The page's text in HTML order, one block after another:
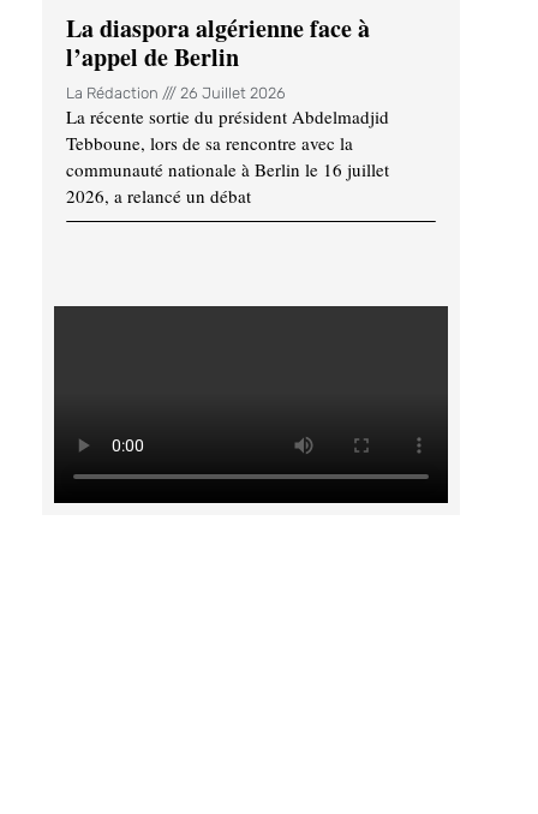
La diaspora algérienne face à
l’appel de Berlin
La Rédaction 26 Juillet 2026
La récente sortie du président Abdelmadjid
Tebboune, lors de sa rencontre avec la
communauté nationale à Berlin le 16 juillet
2026, a relancé un débat